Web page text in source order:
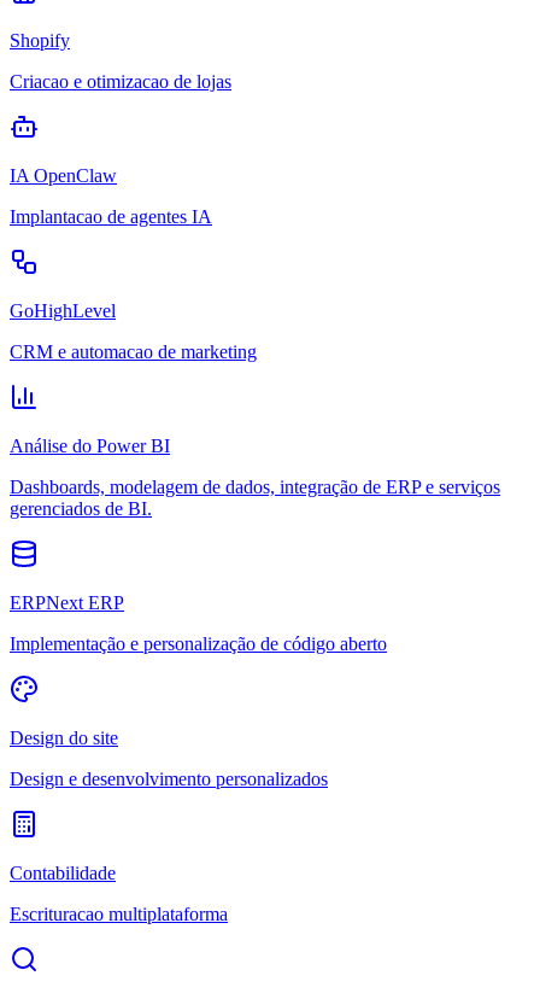
Shopify
Criacao e otimizacao de lojas
IA OpenClaw
Implantacao de agentes IA
GoHighLevel
CRM e automacao de marketing
Análise do Power BI
Dashboards, modelagem de dados, integração de ERP e serviços
gerenciados de BI.
ERPNext ERP
Implementação e personalização de código aberto
Design do site
Design e desenvolvimento personalizados
Contabilidade
Escrituracao multiplataforma